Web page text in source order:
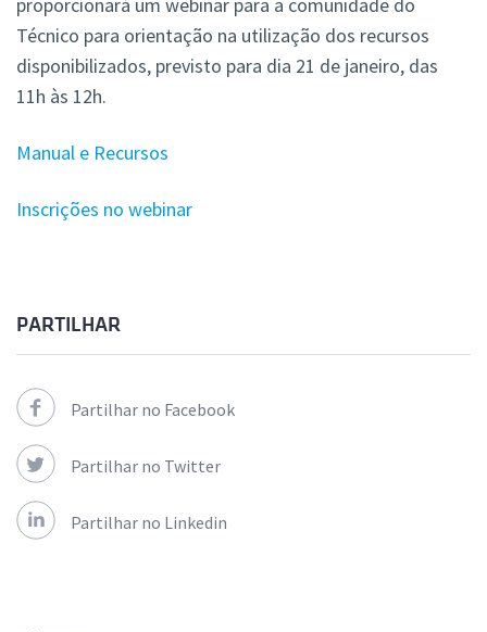
proporcionará um webinar para a comunidade do
Técnico para orientação na utilização dos recursos
disponibilizados, previsto para dia 21 de janeiro, das
11h às 12h.
Manual e Recursos
Inscrições no webinar
PARTILHAR
Partilhar no Facebook
Partilhar no Twitter
Partilhar no Linkedin